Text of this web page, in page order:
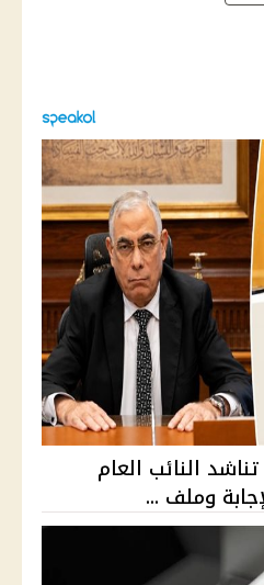
طالبة الـ4% تناشد النائب العام
وملف ...